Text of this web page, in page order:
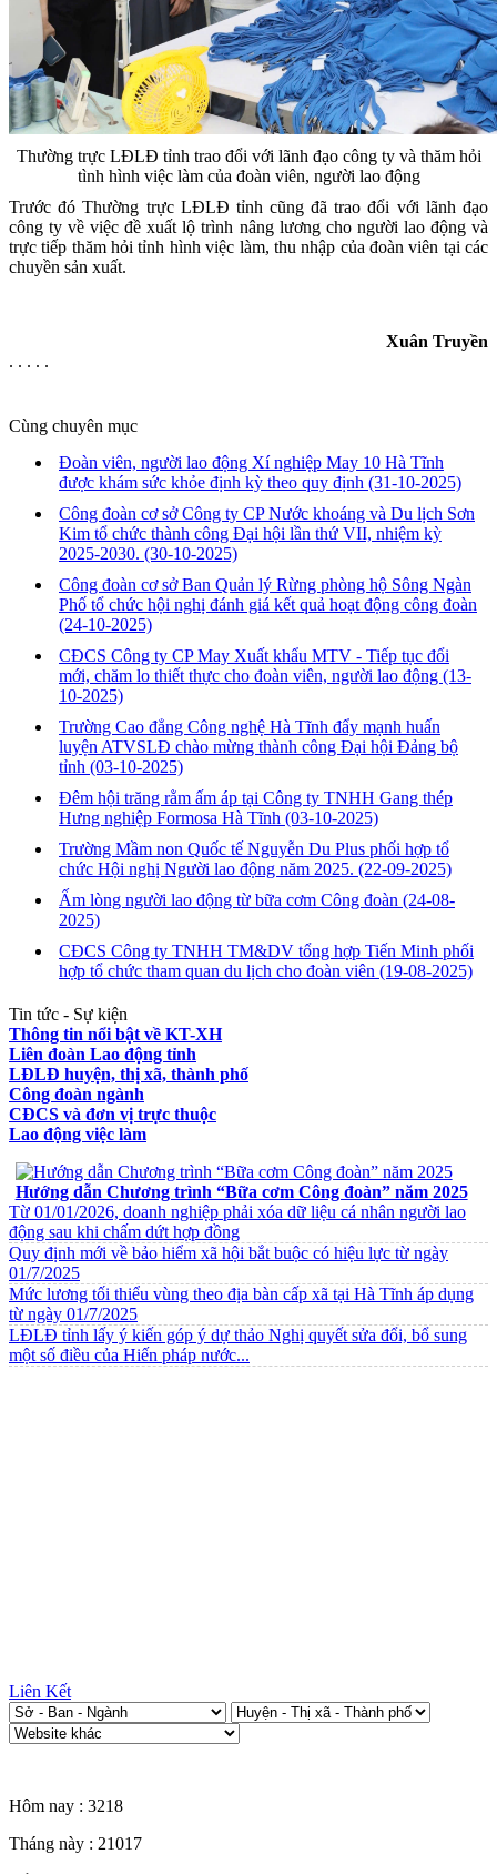
Thường trực LĐLĐ tỉnh trao đổi với lãnh đạo công ty và thăm hỏi
tình hình việc làm của đoàn viên, người lao động
Trước đó Thường trực LĐLĐ tỉnh cũng đã trao đổi với lãnh đạo
công ty về việc đề xuất lộ trình nâng lương cho người lao động và
trực tiếp thăm hỏi tỉnh hình việc làm, thu nhập của đoàn viên tại các
chuyền sản xuất.
Xuân Truyền
. . . . .
Cùng chuyên mục
Đoàn viên, người lao động Xí nghiệp May 10 Hà Tĩnh
được khám sức khỏe định kỳ theo quy định (31-10-2025)
Công đoàn cơ sở Công ty CP Nước khoáng và Du lịch Sơn
Kim tổ chức thành công Đại hội lần thứ VII, nhiệm kỳ
2025-2030. (30-10-2025)
Công đoàn cơ sở Ban Quản lý Rừng phòng hộ Sông Ngàn
Phố tổ chức hội nghị đánh giá kết quả hoạt động công đoàn
(24-10-2025)
CĐCS Công ty CP May Xuất khẩu MTV - Tiếp tục đổi
mới, chăm lo thiết thực cho đoàn viên, người lao động (13-
10-2025)
Trường Cao đẳng Công nghệ Hà Tĩnh đẩy mạnh huấn
luyện ATVSLĐ chào mừng thành công Đại hội Đảng bộ
tỉnh (03-10-2025)
Đêm hội trăng rằm ấm áp tại Công ty TNHH Gang thép
Hưng nghiệp Formosa Hà Tĩnh (03-10-2025)
Trường Mầm non Quốc tế Nguyễn Du Plus phối hợp tổ
chức Hội nghị Người lao động năm 2025. (22-09-2025)
Ấm lòng người lao động từ bữa cơm Công đoàn (24-08-
2025)
CĐCS Công ty TNHH TM&DV tổng hợp Tiến Minh phối
hợp tổ chức tham quan du lịch cho đoàn viên (19-08-2025)
Tin tức - Sự kiện
Thông tin nổi bật về KT-XH
Liên đoàn Lao động tỉnh
LĐLĐ huyện, thị xã, thành phố
Công đoàn ngành
CĐCS và đơn vị trực thuộc
Lao động việc làm
Hướng dẫn Chương trình “Bữa cơm Công đoàn” năm 2025
Từ 01/01/2026, doanh nghiệp phải xóa dữ liệu cá nhân người lao
động sau khi chấm dứt hợp đồng
Quy định mới về bảo hiểm xã hội bắt buộc có hiệu lực từ ngày
01/7/2025
Mức lương tối thiểu vùng theo địa bàn cấp xã tại Hà Tĩnh áp dụng
từ ngày 01/7/2025
LĐLĐ tỉnh lấy ý kiến góp ý dự thảo Nghị quyết sửa đổi, bổ sung
một số điều của Hiến pháp nước...
Liên Kết
Hôm nay : 3218
Tháng này : 21017